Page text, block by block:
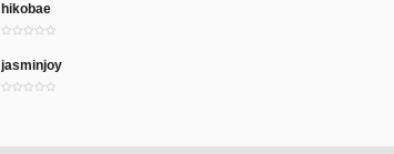
hikobae
jasminjoy